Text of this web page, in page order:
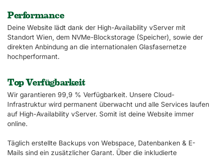
Performance
Deine Website lädt dank der High-Availability vServer mit
Standort Wien, dem NVMe-Blockstorage (Speicher), sowie der
direkten Anbindung an die internationalen Glasfasernetze
hochperformant.
Top Verfügbarkeit
Wir garantieren 99,9 % Verfügbarkeit. Unsere Cloud-
Infrastruktur wird permanent überwacht und alle Services laufen
auf High-Availability vServer. Somit ist deine Website immer
online.
Täglich erstellte Backups von Webspace, Datenbanken & E-
Mails sind ein zusätzlicher Garant. Über die inkludierte